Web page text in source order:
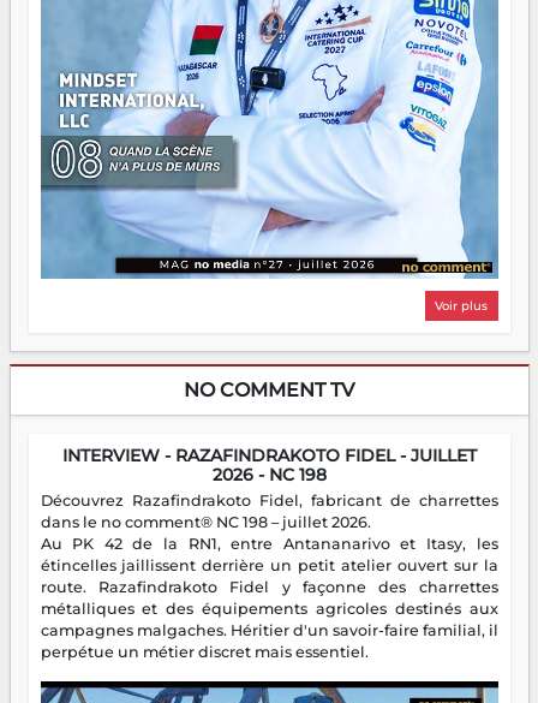
Voir plus
NO COMMENT TV
INTERVIEW - RAZAFINDRAKOTO FIDEL - JUILLET
2026 - NC 198
Découvrez Razafindrakoto Fidel, fabricant de charrettes
dans le no comment® NC 198 – juillet 2026.
Au PK 42 de la RN1, entre Antananarivo et Itasy, les
étincelles jaillissent derrière un petit atelier ouvert sur la
route. Razafindrakoto Fidel y façonne des charrettes
métalliques et des équipements agricoles destinés aux
campagnes malgaches. Héritier d'un savoir-faire familial, il
perpétue un métier discret mais essentiel.